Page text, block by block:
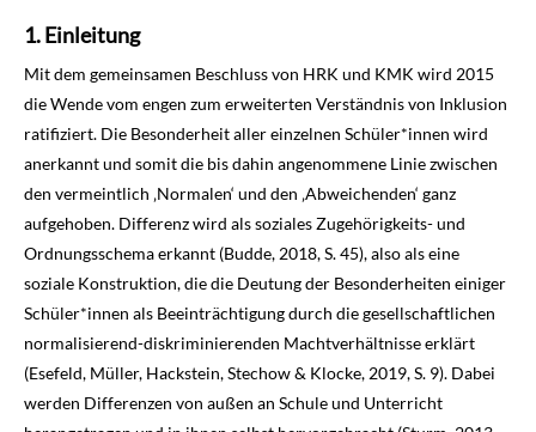
Einleitung
Mit dem gemeinsamen Beschluss von HRK und KMK wird 2015
die Wende vom engen zum erweiterten Verständnis von Inklusion
ratifiziert. Die Besonderheit aller einzelnen Schüler*innen wird
anerkannt und somit die bis dahin angenommene Linie zwischen
den vermeintlich ‚Normalen‘ und den ‚Abweichenden‘ ganz
aufgehoben. Differenz wird als soziales Zuge­hörigkeits-­ und
Ordnungsschema erkannt (Budde, 2018, S. 45), also als eine
soziale Kon­struktion, die die Deutung der Besonderheiten einiger
Schüler*innen als Beeinträchtigung durch die gesellschaftlichen
normalisierend­-diskriminierenden Machtverhältnisse erklärt
(Esefeld, Müller, Hackstein, Stechow & Klocke, 2019, S. 9). Dabei
werden Differenzen von außen an Schule und Unterricht